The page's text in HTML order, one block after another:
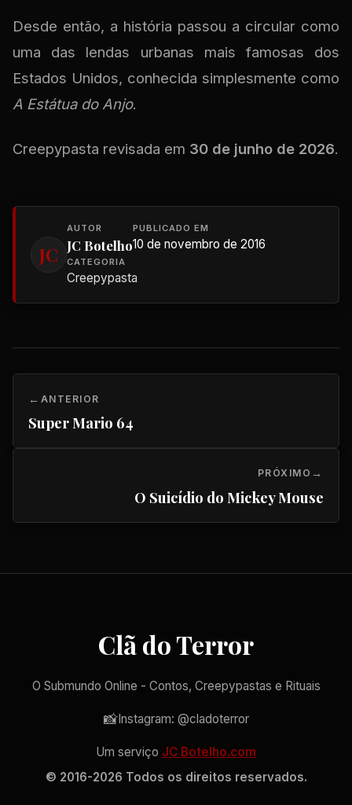
Desde então, a história passou a circular como
uma das lendas urbanas mais famosas dos
Estados Unidos, conhecida simplesmente como
A Estátua do Anjo.
Creepypasta revisada em 30 de junho de 2026.
JC
AUTOR
JC Botelho
PUBLICADO EM
10 de novembro de 2016
CATEGORIA
Creepypasta
ANTERIOR
Super Mario 64
PRÓXIMO
O Suicídio do Mickey Mouse
Clã do Terror
O Submundo Online - Contos, Creepypastas e Rituais
📸Instagram: @cladoterror
Um serviço JC Botelho.com
© 2016-2026 Todos os direitos reservados.